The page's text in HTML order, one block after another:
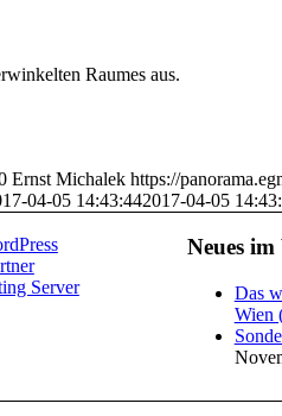
Raumes aus.
Ernst Michalek https://
04-05 14:43:442017-04-05
Neues
Das
Wien